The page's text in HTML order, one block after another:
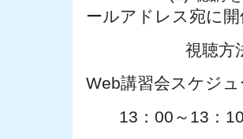
ールアドレス宛に
視聴方法をご
Web講習会スケジ
13：00～13：